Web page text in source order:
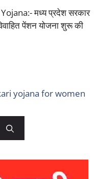
मध्य प्रदेश सरकार
पेंशन योजना शुरू की
yojana for women